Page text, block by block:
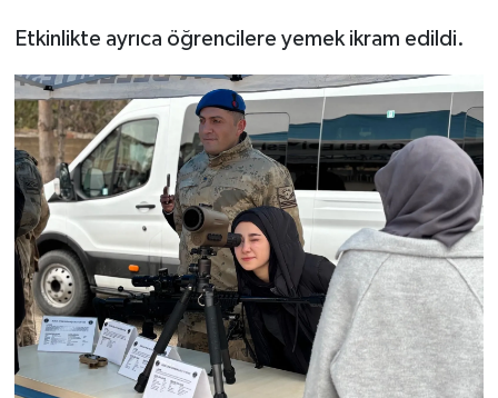
Etkinlikte ayrıca öğrencilere yemek ikram edildi.